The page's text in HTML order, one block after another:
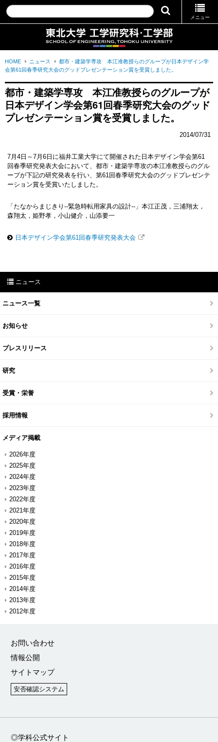
メニュー
HOME ニュース
都市・建築学専攻 本江准教授らのグループが日本デザイン学
会第61回春季研究大会のグッドプレゼンテーション賞を受賞しました。
都市・建築学専攻　本江准教授らのグループが
日本デザイン学会第61回春季研究大会のグッド
プレゼンテーション賞を受賞しました。
2014/07/31
7月4日～7月6日に福井工業大学にて開催された日本デザイン学会第61
回春季研究発表大会において、都市・建築学専攻の本江准教授らのグル
ープが下記の研究発表を行い、第61回春季研究大会のグッドプレゼンテ
ーション賞を受賞いたしました。
「たなからまじきり--緊急時転用家具の設計--」本江正茂，三浦翔太，
森翔太，姫野孝，小山健介，山添要一
日本デザイン学会第61回春季研究発表大会
ニュース
ニュース一覧
お知らせ
プレスリリース
研究
受賞・栄誉
採用情報
メディア掲載
2026年度
2025年度
2024年度
2023年度
2022年度
2021年度
2020年度
2019年度
2018年度
2017年度
2016年度
2015年度
2014年度
2013年度
2012年度
お問い合わせ
情報公開
サイトマップ
安否確認システム
◎学科公式サイト